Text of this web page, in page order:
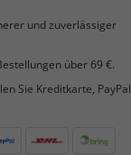
und zuverlässiger
über 69 €.
Sie Kreditkarte, PayPal